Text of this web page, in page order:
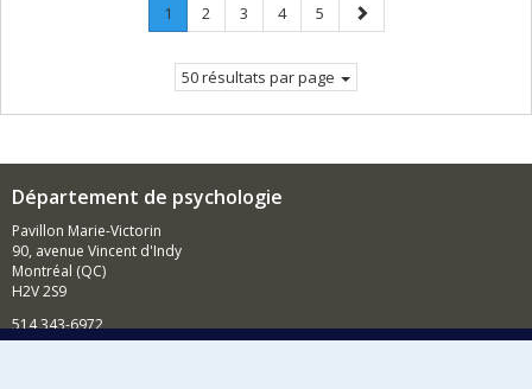
Page
1
Page
Page
2 Page
3 Page
4 Page
5
Page
suivante
50 résultats par page
Département de psychologie
Pavillon Marie-Victorin
90, avenue Vincent d'Indy
Montréal (QC)
H2V 2S9
514 343-6972